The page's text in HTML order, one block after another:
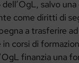
salvo
come diritti di
a trasferire
corsi di
finanzia una